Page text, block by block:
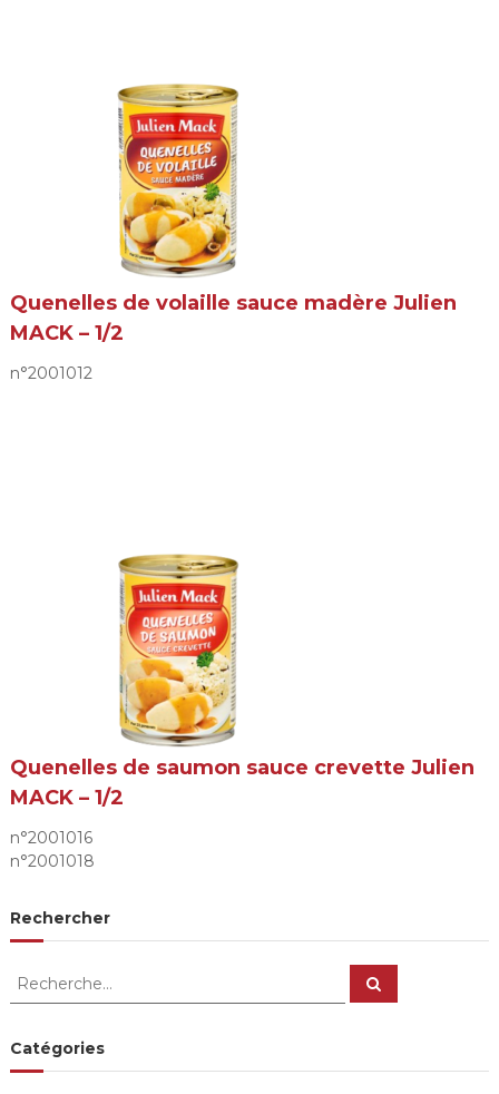
Quenelles de volaille sauce madère Julien
MACK – 1/2
n°2001012
Quenelles de saumon sauce crevette Julien
MACK – 1/2
n°2001016
n°2001018
Rechercher
R
e
h
e
R
c
Catégories